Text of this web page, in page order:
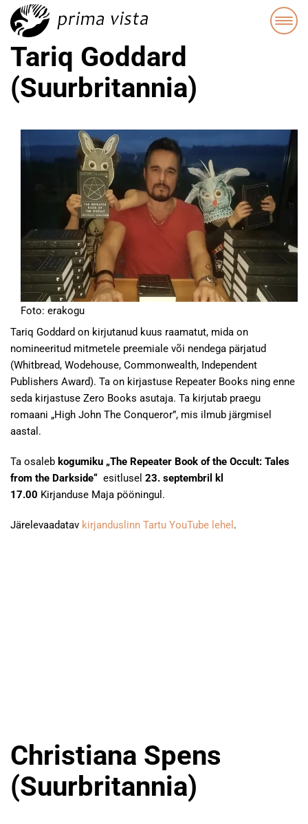
Tariq Goddard
(Suurbritannia)
Foto: erakogu
Tariq Goddard on kirjutanud kuus raamatut, mida on
nomineeritud mitmetele preemiale või nendega pärjatud
(Whitbread, Wodehouse, Commonwealth, Independent
Publishers Award). Ta on kirjastuse Repeater Books ning enne
seda kirjastuse Zero Books asutaja. Ta kirjutab praegu
romaani „High John The Conqueror”, mis ilmub järgmisel
aastal.
Ta osaleb kogumiku „The Repeater Book of the Occult: Tales
from the Darkside“ esitlusel 23. septembril kl
17.00 Kirjanduse Maja pööningul.
Järelevaadatav kirjanduslinn Tartu YouTube lehel .
Christiana Spens
(Suurbritannia)